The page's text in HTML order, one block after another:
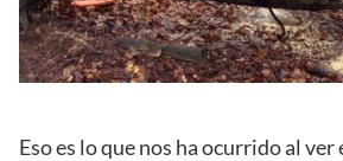
Eso es lo que nos ha ocurrido al